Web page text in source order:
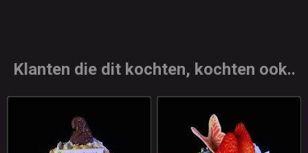
Klanten die dit kochten, kochten ook..